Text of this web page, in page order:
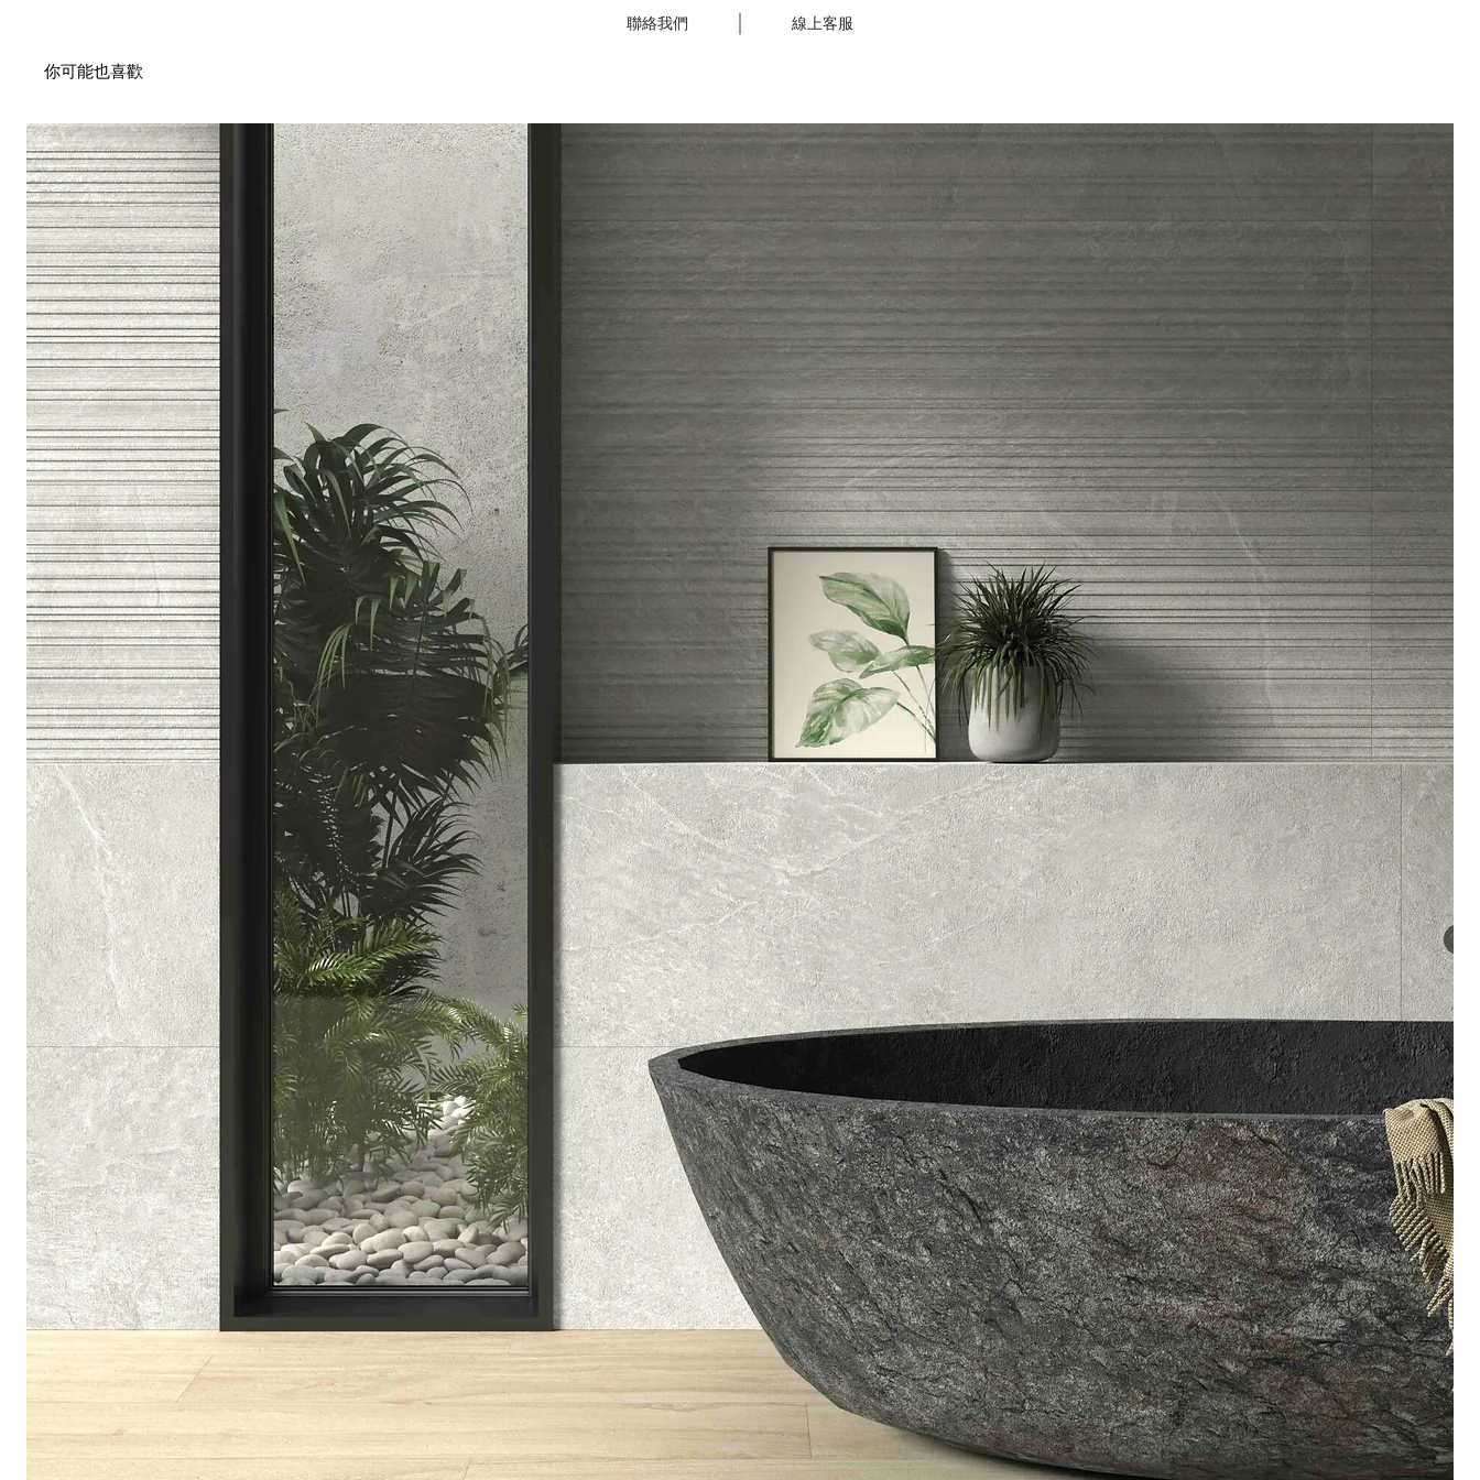
聯絡我們 線上客服
你可能也喜歡